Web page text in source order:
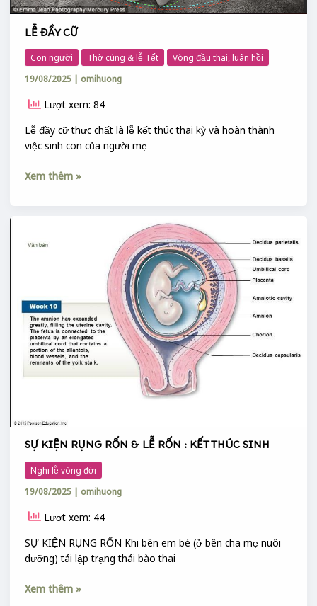
LỄ ĐẦY CỮ
Con người Thờ cúng & lễ Tết
Vòng đầu thai, luân hồi
19/08/2025 | omihuong
Lượt xem: 84
Lễ đầy cữ thực chất là lễ kết thúc thai kỳ và hoàn thành
việc sinh con của người mẹ
Xem thêm »
SỰ KIỆN RỤNG RỐN & LỄ RỐN : KẾT THÚC SINH
Nghi lễ vòng đời
19/08/2025 | omihuong
Lượt xem: 44
SỰ KIỆN RỤNG RỐN Khi bên em bé (ở bên cha mẹ nuôi
dưỡng) tái lập trạng thái bào thai
LỄ
RỐN
KẾT
THÚC
SINH
Xem thêm »